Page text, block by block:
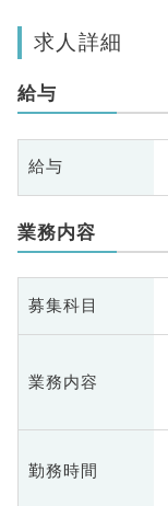
求人詳細
給与
給与
業務内容
募集科目
業務内容
勤務時間